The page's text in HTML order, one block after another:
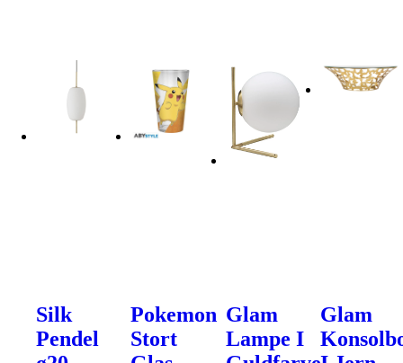
Silk
Pendel
Pokemon
Stort
Glam
Lampe I
Glam